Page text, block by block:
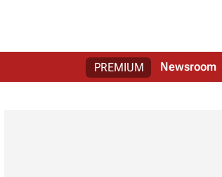
PREMIUM Newsroom